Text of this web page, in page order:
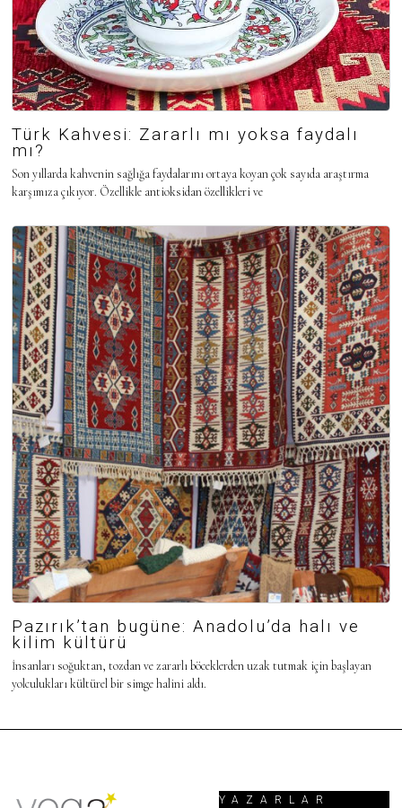
Türk Kahvesi: Zararlı mı yoksa faydalı
mı?
Son yıllarda kahvenin sağlığa faydalarını ortaya koyan çok sayıda araştırma
karşımıza çıkıyor. Özellikle antioksidan özellikleri ve
Pazırık’tan bugüne: Anadolu’da halı ve
kilim kültürü
İnsanları soğuktan, tozdan ve zararlı böceklerden uzak tutmak için başlayan
yolculukları kültürel bir simge halini aldı.
YAZARLAR